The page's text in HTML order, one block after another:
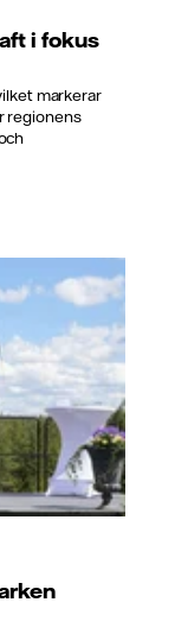
i fokus
markerar
regionens